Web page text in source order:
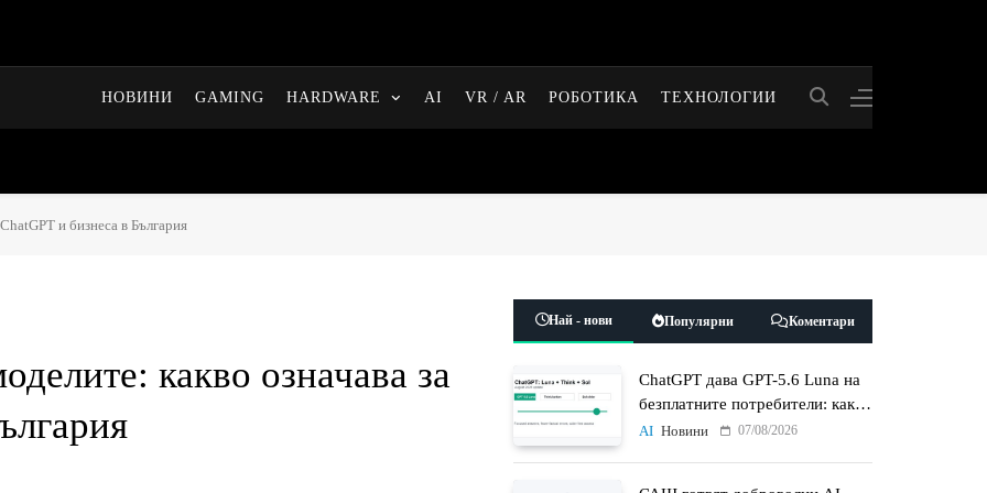
НОВИНИ GAMING HARDWARE AI VR / AR РОБОТИКА ТЕХНОЛОГИИ
и бизнеса в България
какво означава за
Най - нови Популярни Коментари
ChatGPT дава GPT-5.6 Luna на
безплатните потребители: какво
променят Think бутонът и
AI Новини 07/08/2026